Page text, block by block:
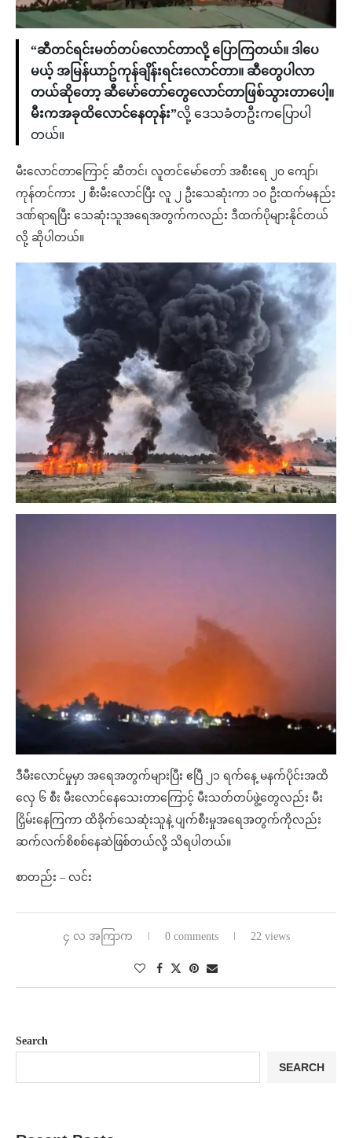
“ဆီတင်ရင်းမတ်တပ်လောင်တာလို့ ပြောကြတယ်။ ဒါပေ
မယ့် အမြန်ယာဥ်ကုန်ချိန်းရင်းလောင်တာ။ ဆီတွေပါလာ
တယ်ဆိုတော့ ဆီမော်တော်တွေလောင်တာဖြစ်သွားတာပေါ့။
မီးကအခုထိလောင်နေတုန်း”လို့ ဒေသခံတဦးကပြောပါ
တယ်။
မီးလောင်တာကြောင့် ဆီတင်၊ လူတင်မော်တော် အစီးရေ ၂၀ ကျော်၊
ကုန်တင်ကား ၂ စီးမီးလောင်ပြီး လူ ၂ ဦးသေဆုံးကာ ၁၀ ဦးထက်မနည်း
ဒဏ်ရာရပြီး သေဆုံးသူအရေအတွက်ကလည်း ဒီထက်ပိုများနိုင်တယ်
လို့ ဆိုပါတယ်။
ဒီမီးလောင်မှုမှာ အရေအတွက်များပြီး ဧပြီ ၂၁ ရက်နေ့ မနက်ပိုင်းအထိ
လှေ ၆ စီး မီးလောင်နေသေးတာကြောင့် မီးသတ်တပ်ဖွဲ့တွေလည်း မီး
ငြှိမ်းနေကြကာ ထိခိုက်သေဆုံးသူနဲ့ ပျက်စီးမှုအရေအတွက်ကိုလည်း
ဆက်လက်စိစစ်နေဆဲဖြစ်တယ်လို့ သိရပါတယ်။
စာတည်း – လင်း
၄ လ အကြာက 0 comments 22 views
Search
SEARCH